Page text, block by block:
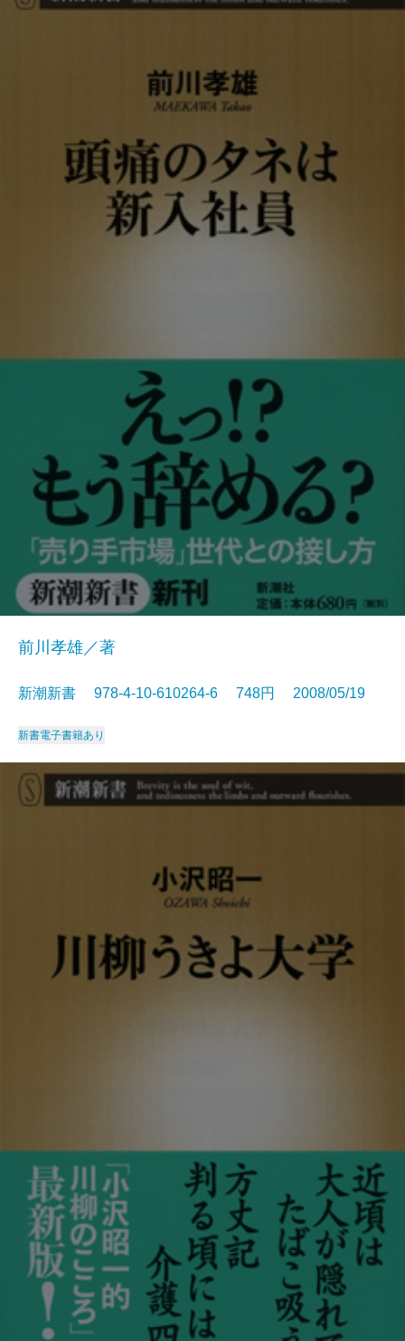
前川孝雄／著
新潮新書 978-4-10-610264-6 748円 2008/05/19
新書電子書籍あり